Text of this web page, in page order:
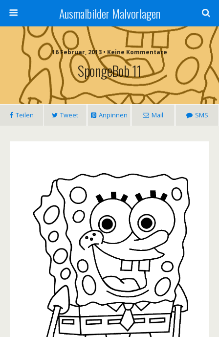
Ausmalbilder Malvorlagen
16 Februar, 2013 • Keine Kommentare
SpongeBob 11
Teilen Tweet Anpinnen Mail SMS